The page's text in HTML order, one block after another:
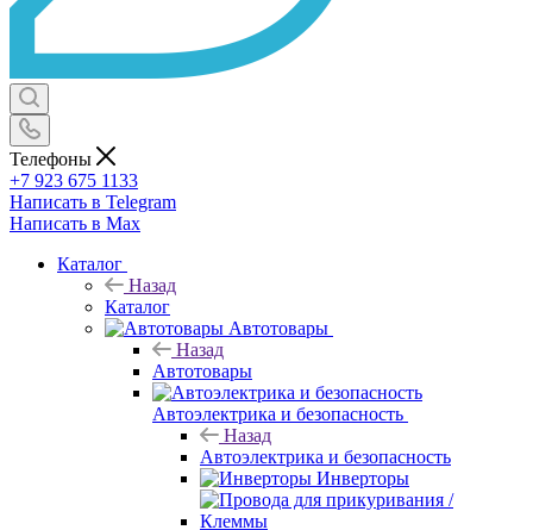
Телефоны
+7 923 675 1133
Написать в Telegram
Написать в Max
Каталог
Назад
Каталог
Автотовары
Назад
Автотовары
Автоэлектрика и безопасность
Назад
Автоэлектрика и безопасность
Инверторы